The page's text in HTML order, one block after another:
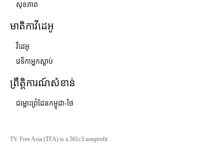
សុខភាព
មាតិកាវីដេអូ
វីដេអូ
វេទិកាអ្នកស្ដាប់
ព្រឹត្តិការណ៍សំខាន់
ជម្លោះព្រំដែនកម្ពុជា-ថៃ
TV Free Asia (TFA) is a 501c3 nonprofit